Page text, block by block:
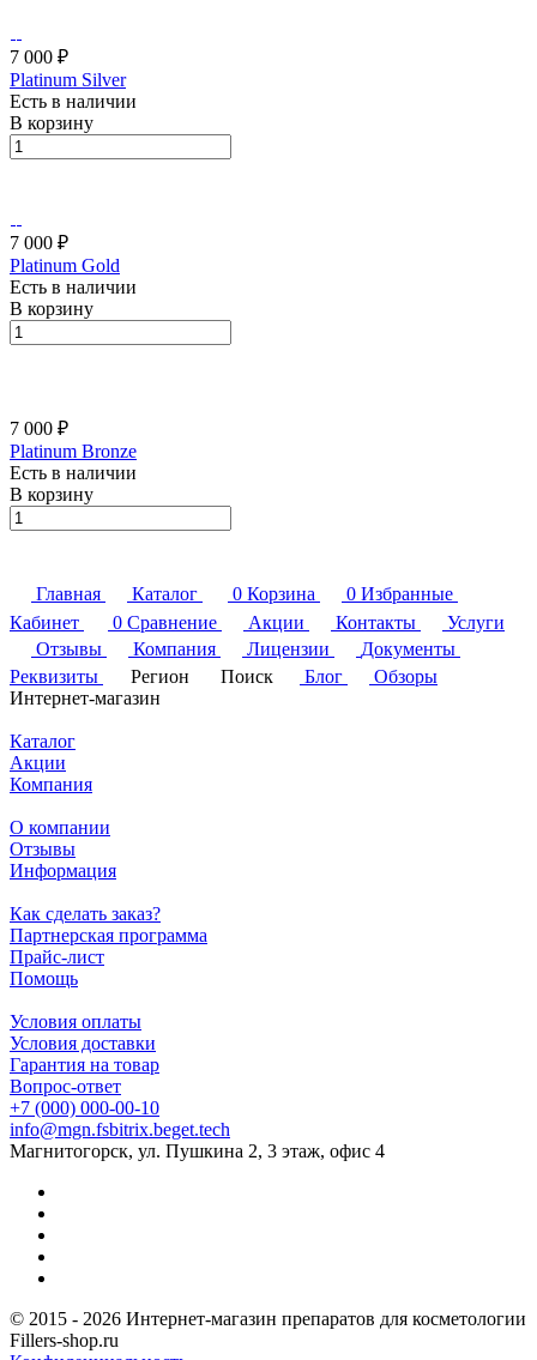
7 000 ₽
Platinum Silver
Есть в наличии
В корзину
7 000 ₽
Platinum Gold
Есть в наличии
В корзину
7 000 ₽
Platinum Bronze
Есть в наличии
В корзину
Главная Каталог 0 Корзина 0 Избранные
Кабинет
0 Сравнение Акции Контакты
Услуги
Отзывы
Компания Лицензии
Документы
Реквизиты
Регион Поиск Блог
Обзоры
Интернет-магазин
Каталог
Акции
Компания
О компании
Отзывы
Информация
Как сделать заказ?
Партнерская программа
Прайс-лист
Помощь
Условия оплаты
Условия доставки
Гарантия на товар
Вопрос-ответ
+7 (000) 000-00-10
info@mgn.fsbitrix.beget.tech
Магнитогорск, ул. Пушкина 2, 3 этаж, офис 4
© 2015 - 2026 Интернет-магазин препаратов для косметологии
Fillers-shop.ru